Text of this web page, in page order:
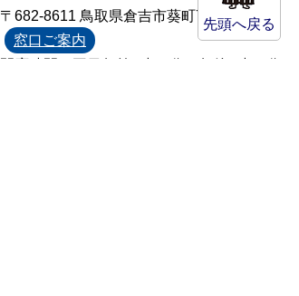
先頭へ戻る
〒682-8611 鳥取県倉吉市葵町722
窓口ご案内